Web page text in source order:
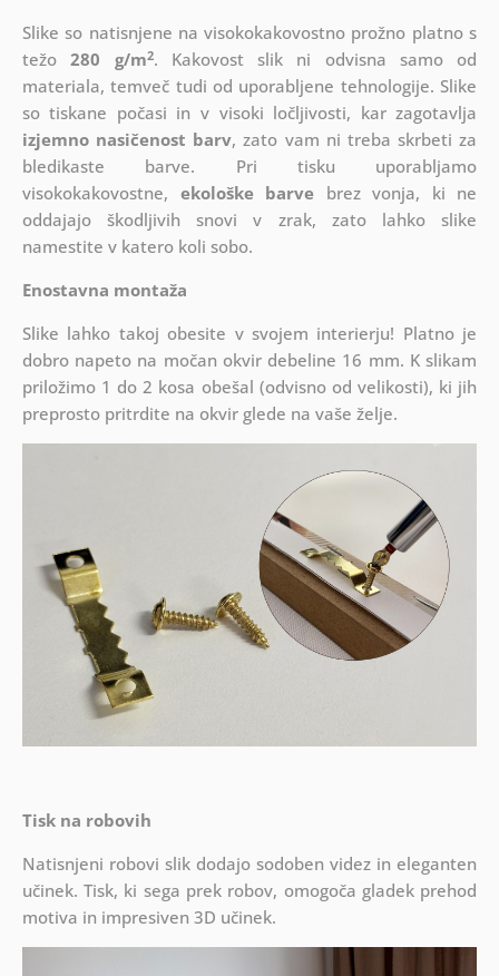
Slike so natisnjene na visokokakovostno prožno platno s
težo280 g/m2. Kakovost slik ni odvisna samo od
materiala, temveč tudi od uporabljene tehnologije. Slike
so tiskane počasi in v visoki ločljivosti, kar zagotavlja
izjemno nasičenost barv, zato vam ni treba skrbeti za
bledikaste barve. Pri tisku uporabljamo
visokokakovostne, ekološke barve brez vonja, ki ne
oddajajo škodljivih snovi v zrak, zato lahko slike
namestite v katero koli sobo.
Enostavna montaža
Slike lahko takoj obesite v svojem interierju! Platno je
dobro napeto na močan okvir debeline 16 mm. K slikam
priložimo 1 do 2 kosa obešal (odvisno od velikosti), ki jih
preprosto pritrdite na okvir glede na vaše želje.
Tisk na robovih
Natisnjeni robovi slik dodajo sodoben videz in eleganten
učinek. Tisk, ki sega prek robov, omogoča gladek prehod
motiva in impresiven 3D učinek.